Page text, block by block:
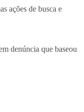
ações de busca e
denúncia que baseou